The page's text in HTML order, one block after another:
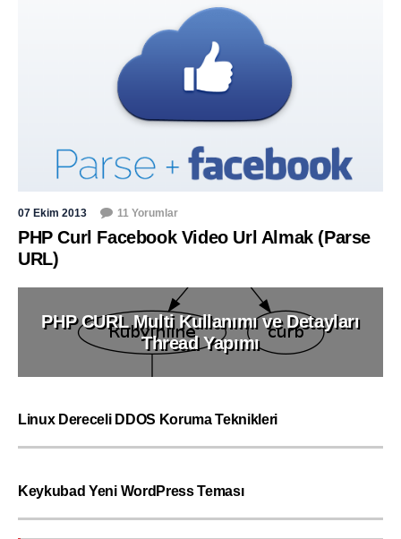
07 Ekim 2013 11 Yorumlar
PHP Curl Facebook Video Url Almak (Parse
URL)
PHP CURL Multi Kullanımı ve Detayları
Thread Yapımı
Linux Dereceli DDOS Koruma Teknikleri
Keykubad Yeni WordPress Teması